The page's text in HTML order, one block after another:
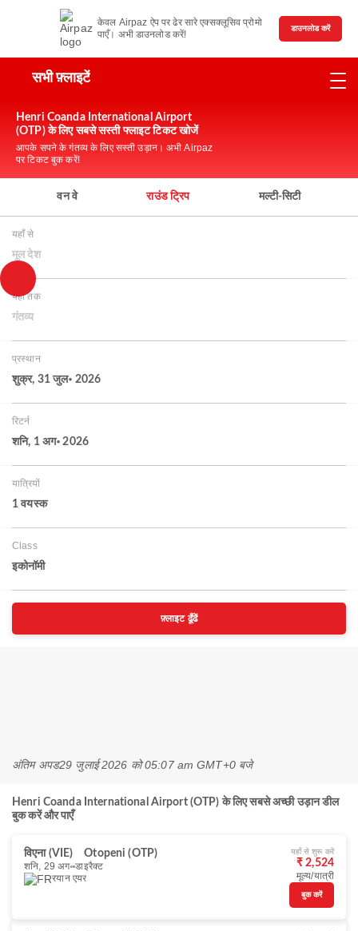
केवल Airpaz ऐप पर ढेर सारे एक्सक्लूसिव प्रोमो
पाएँ। अभी डाउनलोड करें!
डाउनलोड करें
सभी फ़्लाइटें
Henri Coanda International Airport
(OTP) के लिए सबसे सस्ती फ्लाइट टिकट खोजें
आपके सपने के गंतव्य के लिए सस्ती उड़ान। अभी Airpaz
पर टिकट बुक करें!
वन वे राउंड ट्रिप मल्टी-सिटी
यहाँ से
मूल देश
यहाँ तक
गंतव्य
प्रस्थान
शुक्र, 31 जुल॰ 2026
रिटर्न
शनि, 1 अग॰ 2026
यात्रियों
1 वयस्‍क
Class
इकोनॉमी
फ़्लाइट ढूँढें
अंतिम अपड29 जुलाई 2026 को 05:07 am GMT+0 बजे
Henri Coanda International Airport (OTP) के लिए सबसे अच्छी उड़ान डील
बुक करें और पाएँ
विएना (VIE)
Otopeni (OTP)
शनि, 29 अग॰ डाइरैक्ट
रयान एयर
यहाँ से शुरू करें
₹ 2,524
मूल्य/यात्री
बुक करें